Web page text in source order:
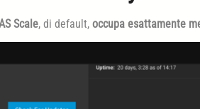
Scale, di default, occupa esattamente